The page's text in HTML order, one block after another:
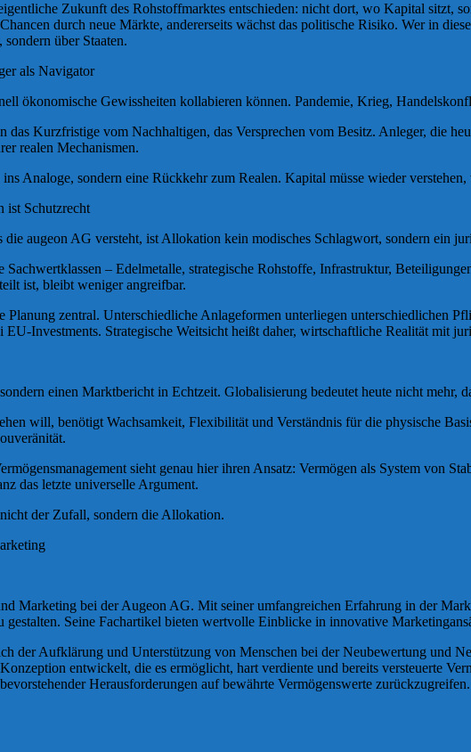
Zukunft des Rohstoffmarktes entschieden: nicht dort, wo Kapital sitzt,
durch neue Märkte, andererseits wächst das politische Risiko. Wer in
über Staaten.
als Navigator
ökonomische Gewissheiten kollabieren können. Pandemie, Krieg,
das Kurzfristige vom Nachhaltigen, das Versprechen vom Besitz. Anleger, die
realen Mechanismen.
Analoge, sondern eine Rückkehr zum Realen. Kapital müsse wieder
ist Schutzrecht
die augeon AG versteht, ist Allokation kein modisches Schlagwort, sondern ein
– Edelmetalle, strategische Rohstoffe, Infrastruktur,
ist, bleibt weniger angreifbar.
zentral. Unterschiedliche Anlageformen unterliegen unterschiedlichen
Investments. Strategische Weitsicht heißt daher, wirtschaftliche Realität mit
einen Marktbericht in Echtzeit. Globalisierung bedeutet heute nicht mehr,
will, benötigt Wachsamkeit, Flexibilität und Verständnis für die physische
sieht genau hier ihren Ansatz: Vermögen als System von
das letzte universelle Argument.
der Zufall, sondern die Allokation.
Marketing bei der Augeon AG. Mit seiner umfangreichen Erfahrung in der
Seine Fachartikel bieten wertvolle Einblicke in innovative
der Aufklärung und Unterstützung von Menschen bei der Neubewertung und
entwickelt, die es ermöglicht, hart verdiente und bereits versteuerte
Herausforderungen auf bewährte Vermögenswerte zurückzugreifen.